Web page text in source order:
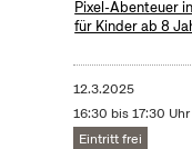
Pixel-Abenteuer
für Kinder ab 8
12.3.2025
16:30 bis 17:30 Uhr
Eintritt frei